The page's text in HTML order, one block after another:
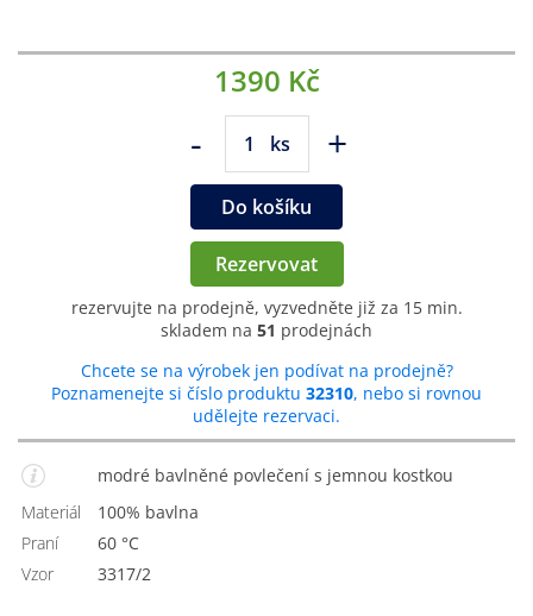
1390 Kč
- ks +
Do košíku
Rezervovat
rezervujte na prodejně, vyzvedněte již za 15 min.
skladem na 51 prodejnách
Chcete se na výrobek jen podívat na prodejně?
Poznamenejte si číslo produktu 32310, nebo si rovnou
udělejte rezervaci.
modré bavlněné povlečení s jemnou kostkou
Materiál
100% bavlna
Praní
60 °C
Vzor
3317/2